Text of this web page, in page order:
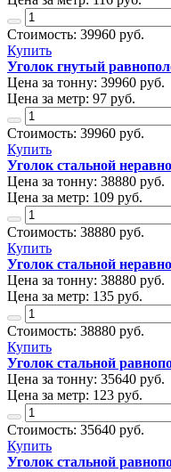
Стоимость: 39960 руб.
Купить
Уголок гнутый
Цена за тонну: 39960 руб.
Цена за метр: 97 руб.
Стоимость: 39960 руб.
Купить
Уголок стальной
Цена за тонну: 38880 руб.
Цена за метр: 109 руб.
Стоимость: 38880 руб.
Купить
Уголок стальной
Цена за тонну: 38880 руб.
Цена за метр: 135 руб.
Стоимость: 38880 руб.
Купить
Уголок стальной
Цена за тонну: 35640 руб.
Цена за метр: 123 руб.
Стоимость: 35640 руб.
Купить
Уголок стальной